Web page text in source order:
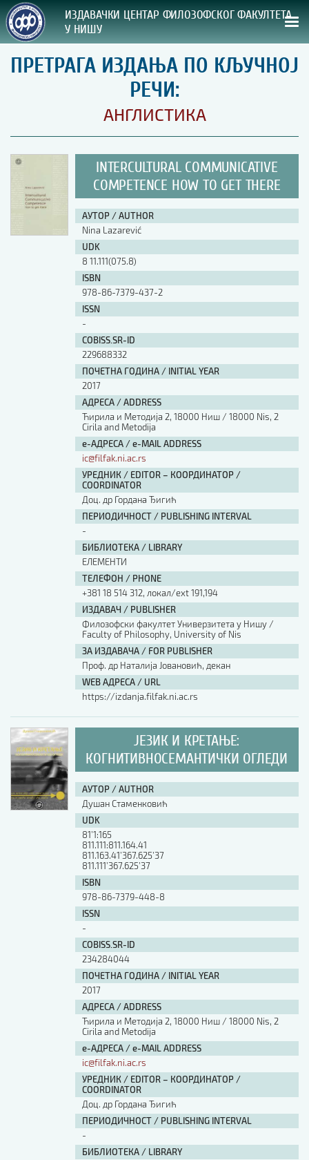
ИЗДАВАЧКИ ЦЕНТАР ФИЛОЗОФСКОГ ФАКУЛТЕТА
У НИШУ
СВА НАША ИЗДАЊА
ВРСТА ИЗДАЊА:
ПРЕГЛЕД
УПУТСТВА
УПУТСТВА
Правилник о издавачкој делатности
Упутство ауторима
Упутство уредницима
Изјава о ауторству
Изјава о лектури
Изјава о коришћењу ауторског дела
Упутство за бирање лиценце
Уговор са аутором
Шаблон прве стране и импресума [B5, ћир]
Шаблон прве стране и импресума [B5, лат]
Шаблон прве стране и импресума [B5, енг]
Етички кодекс
ПРЕТРАГА ИЗДАЊА
Наслов или део наслова
АУТОР / AUTHOR
ISBN
ISSN
ПРЕТРАГА ИЗДАЊА ПО КЉУЧНОЈ
РЕЧИ:
АНГЛИСТИКА
INTERCULTURAL COMMUNICATIVE
COMPETENCE HOW TO GET THERE
АУТОР / AUTHOR
Nina Lazarević
UDK
8 11.111(075.8)
ISBN
978-86-7379-437-2
ISSN
-
COBISS.SR-ID
229688332
ПОЧЕТНА ГОДИНА / INITIAL YEAR
2017
АДРЕСА / ADDRESS
Ћирила и Методија 2, 18000 Ниш / 18000 Nis, 2
Cirila and Metodija
е-АДРЕСА / e-MAIL ADDRESS
ic@filfak.ni.ac.rs
УРЕДНИК / EDITOR – КООРДИНАТОР /
COORDINATOR
Доц. др Гордана Ђигић
ПЕРИОДИЧНОСТ / PUBLISHING INTERVAL
-
БИБЛИОТЕКА / LIBRARY
ЕЛЕМЕНТИ
ТЕЛЕФОН / PHONE
+381 18 514 312, локал/ext 191,194
ИЗДАВАЧ / PUBLISHER
Филозофски факултет Универзитета у Нишу /
Faculty of Philosophy, University of Nis
ЗА ИЗДАВАЧА / FOR PUBLISHER
Проф. др Наталија Јовановић, декан
WEB АДРЕСА / URL
https://izdanja.filfak.ni.ac.rs
ЈЕЗИК И КРЕТАЊЕ:
КОГНИТИВНОСЕМАНТИЧКИ ОГЛЕДИ
АУТОР / AUTHOR
Душан Стаменковић
UDK
81’1:165
811.111:811.164.41
811.163.41’367.625’37
811.111’367.625’37
ISBN
978-86-7379-448-8
ISSN
-
COBISS.SR-ID
234284044
ПОЧЕТНА ГОДИНА / INITIAL YEAR
2017
АДРЕСА / ADDRESS
Ћирила и Методија 2, 18000 Ниш / 18000 Nis, 2
Cirila and Metodija
е-АДРЕСА / e-MAIL ADDRESS
ic@filfak.ni.ac.rs
УРЕДНИК / EDITOR – КООРДИНАТОР /
COORDINATOR
Доц. др Гордана Ђигић
ПЕРИОДИЧНОСТ / PUBLISHING INTERVAL
-
БИБЛИОТЕКА / LIBRARY